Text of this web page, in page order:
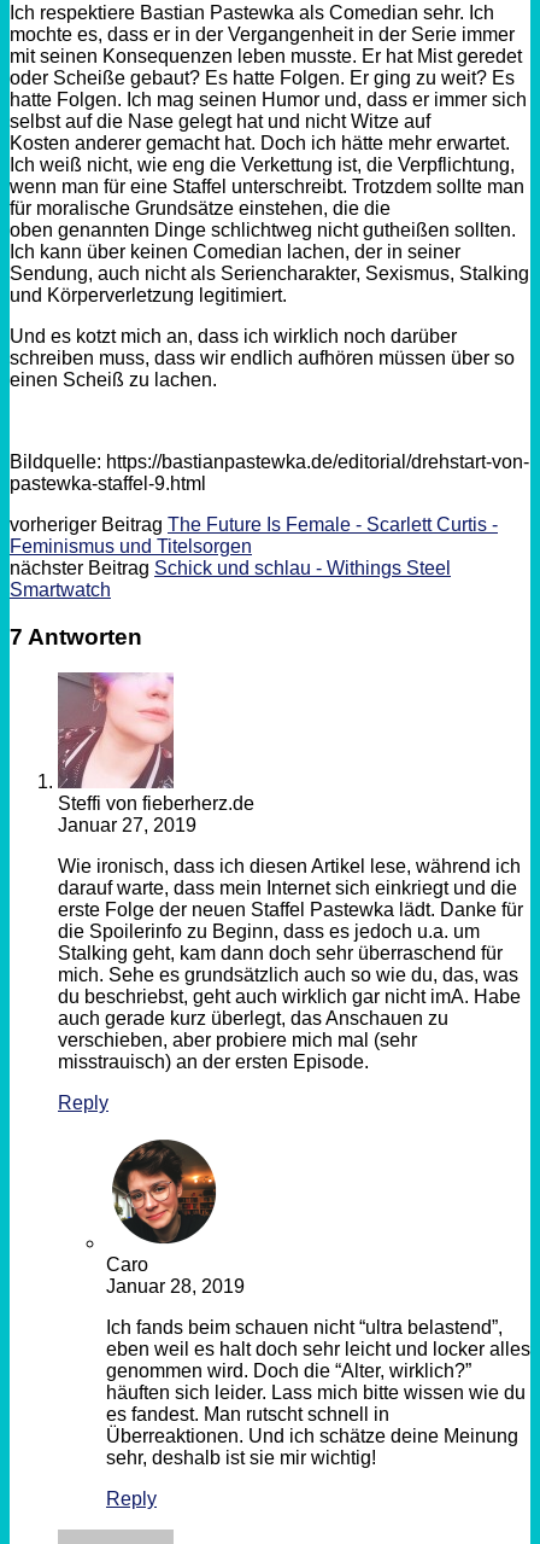
Ich respektiere Bastian Pastewka als Comedian sehr. Ich
mochte es, dass er in der Vergangenheit in der Serie immer
mit seinen Konsequenzen leben musste. Er hat Mist geredet
oder Scheiße gebaut? Es hatte Folgen. Er ging zu weit? Es
hatte Folgen. Ich mag seinen Humor und, dass er immer sich
selbst auf die Nase gelegt hat und nicht Witze auf
Kosten anderer gemacht hat. Doch ich hätte mehr erwartet.
Ich weiß nicht, wie eng die Verkettung ist, die Verpflichtung,
wenn man für eine Staffel unterschreibt. Trotzdem sollte man
für moralische Grundsätze einstehen, die die
oben genannten Dinge schlichtweg nicht gutheißen sollten.
Ich kann über keinen Comedian lachen, der in seiner
Sendung, auch nicht als Seriencharakter, Sexismus, Stalking
und Körperverletzung legitimiert.
Und es kotzt mich an, dass ich wirklich noch darüber
schreiben muss, dass wir endlich aufhören müssen über so
einen Scheiß zu lachen.
Bildquelle: https://bastianpastewka.de/editorial/drehstart-von-
pastewka-staffel-9.html
vorheriger Beitrag The Future Is Female - Scarlett Curtis -
Feminismus und Titelsorgen
nächster Beitrag Schick und schlau - Withings Steel
Smartwatch
7 Antworten
Steffi von fieberherz.de
Januar 27, 2019
Wie ironisch, dass ich diesen Artikel lese, während ich
darauf warte, dass mein Internet sich einkriegt und die
erste Folge der neuen Staffel Pastewka lädt. Danke für
die Spoilerinfo zu Beginn, dass es jedoch u.a. um
Stalking geht, kam dann doch sehr überraschend für
mich. Sehe es grundsätzlich auch so wie du, das, was
du beschriebst, geht auch wirklich gar nicht imA. Habe
auch gerade kurz überlegt, das Anschauen zu
verschieben, aber probiere mich mal (sehr
misstrauisch) an der ersten Episode.
Reply
Caro
Januar 28, 2019
Ich fands beim schauen nicht “ultra belastend”,
eben weil es halt doch sehr leicht und locker alles
genommen wird. Doch die “Alter, wirklich?”
häuften sich leider. Lass mich bitte wissen wie du
es fandest. Man rutscht schnell in
Überreaktionen. Und ich schätze deine Meinung
sehr, deshalb ist sie mir wichtig!
Reply